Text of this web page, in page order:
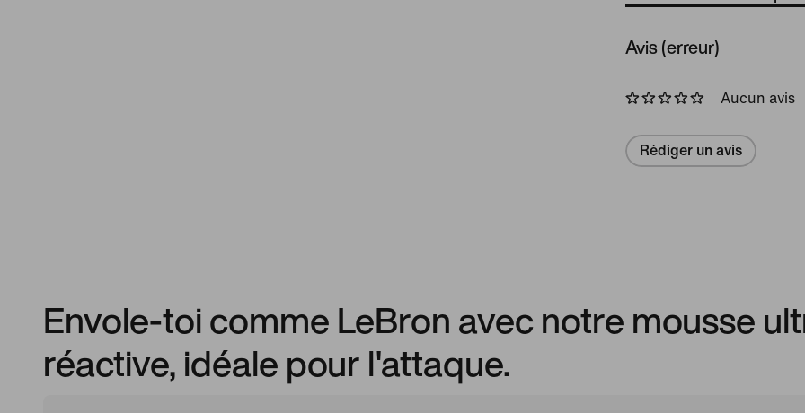
Avis (erreur)
Aucun avis
Rédiger un avis
Envole-toi comme LeBron avec notre mousse
réactive, idéale pour l'attaque.